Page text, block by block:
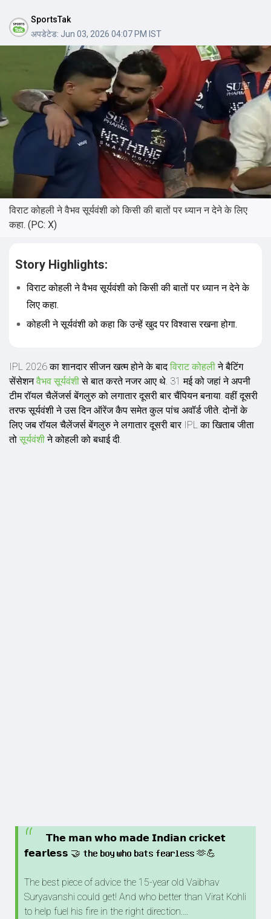
SportsTak
अपडेटेड: Jun 03, 2026 04:07 PM IST
विराट कोहली ने वैभव सूर्यवंशी को किसी की बातों पर ध्यान न देने के लिए
कहा. (PC: X)
Story Highlights:
विराट कोहली ने वैभव सूर्यवंशी को किसी की बातों पर ध्यान न देने के
लिए कहा.
कोहली ने सूर्यवंशी को कहा कि उन्हें खुद पर व‍िश्वास रखना होगा.
IPL 2026 का शानदार सीजन खत्म होने के बादविराट कोहलीने बैटिंग
सेंसेशनवैभव सूर्यवंशीसे बात करते नजर आए थे. 31 मई को जहां ने अपनी
टीम रॉयल चैलेंजर्स बेंगलुरु को लगातार दूसरी बार चैंप‍ियन बनाया. वहीं दूसरी
तरफ सूर्यवंशी ने उस द‍िन ऑरेंज कैप समेत कुल पांच अवॉर्ड जीते. दोनों के
लिए जब रॉयल चैलेंजर्स बेंगलुरु ने लगातार दूसरी बार IPL का खिताब जीता
तो सूर्यवंशीने कोहली को बधाई दी.
𝗧𝗵𝗲 𝗺𝗮𝗻 𝘄𝗵𝗼 𝗺𝗮𝗱𝗲 𝗜𝗻𝗱𝗶𝗮𝗻 𝗰𝗿𝗶𝗰𝗸𝗲𝘁
𝗳𝗲𝗮𝗿𝗹𝗲𝘀𝘀 🤝 𝘁𝗵𝗲 𝗯𝗼𝘆 𝘄𝗵𝗼 𝗯𝗮𝘁𝘀 𝗳𝗲𝗮𝗿𝗹𝗲𝘀𝘀 🫶💪
The best piece of advice the 15-year old Vaibhav
Suryavanshi could get! And who better than Virat Kohli
to help fuel his fire in the right direction.…